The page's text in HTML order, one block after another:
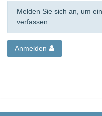
Melden Sie sich an, um
verfassen.
Anmelden